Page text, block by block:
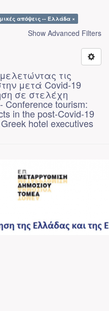
απόψεις -- Ελλάδα ×
Show Advanced Filters
τις
μετά Covid-19
σε στελέχη
tourism:
in the post-Covid-19
hotel executives